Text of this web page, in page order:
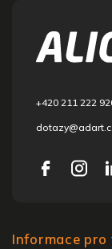
+420 211 222
Informace pro